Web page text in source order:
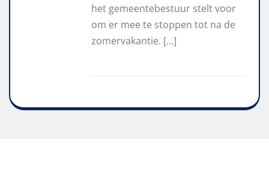
het gemeentebestuur stelt voor
om er mee te stoppen tot na de
zomervakantie. […]